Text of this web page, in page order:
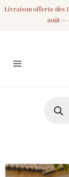
AllerLivraison offerte dès
août —